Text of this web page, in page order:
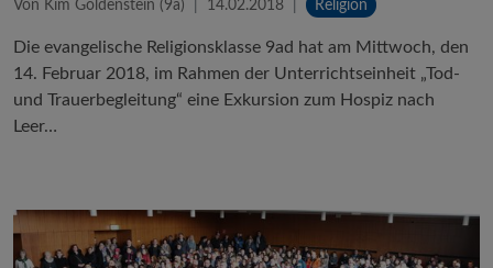
Von Kim Goldenstein (9a) 14.02.2018 Religion
Die evangelische Religionsklasse 9ad hat am Mittwoch, den
14. Februar 2018, im Rahmen der Unterrichtseinheit „Tod-
und Trauerbegleitung“ eine Exkursion zum Hospiz nach
Leer…